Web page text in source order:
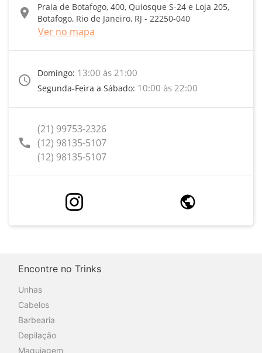
location_on
Praia de Botafogo, 400, Quiosque S-24 e Loja 205,
Botafogo, Rio de Janeiro, RJ - 22250-040
Ver no mapa
access_time
Domingo: 13:00 às 21:00
Segunda-Feira a Sábado: 10:00 às 22:00
call
(21) 99753-2326
(12) 98135-5107
(12) 98135-5107
Encontre no Trinks
Unhas
Cabelos
Barbearia
Depilação
Maquiagem